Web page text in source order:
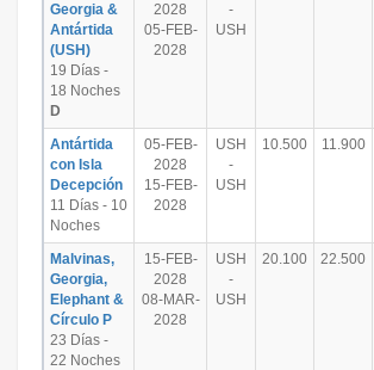
Georgia &
Antártida
(USH)
19 Días -
18 Noches
D
2028
05-FEB-
2028
-
USH
Antártida
con Isla
Decepción
11 Días - 10
Noches
05-FEB-
2028
15-FEB-
2028
USH
-
USH
10.500 11.900
Malvinas,
Georgia,
Elephant &
Círculo P
23 Días -
22 Noches
15-FEB-
2028
08-MAR-
2028
USH
-
USH
20.100 22.500